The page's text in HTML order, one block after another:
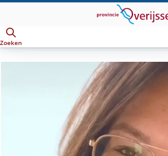
hoofdinhoud
Zoeken